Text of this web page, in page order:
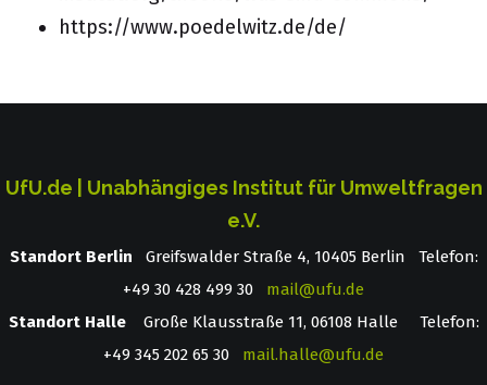
https://www.poedelwitz.de/de/
UfU.de | Unabhängiges Institut für Umweltfragen
e.V.
Standort Berlin ­ Greifswalder Straße 4, 10405 Berlin Telefon:
+49 30 428 499 30 mail@ufu.de
Standort HalleGroße Klausstraße 11, 06108 Halle Telefon:
+49 345 202 65 30 mail.halle@ufu.de